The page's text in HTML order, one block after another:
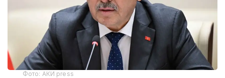
Фото: АКИ press